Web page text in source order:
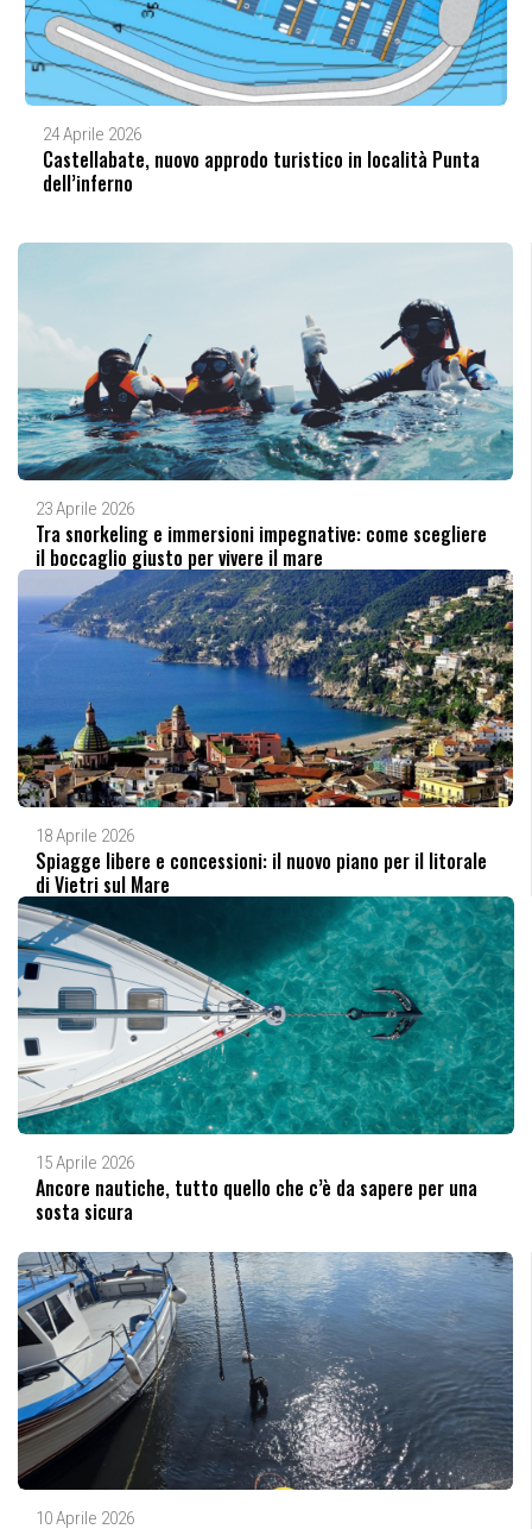
24 Aprile 2026
Castellabate, nuovo approdo turistico in località Punta
dell’inferno
23 Aprile 2026
Tra snorkeling e immersioni impegnative: come scegliere
il boccaglio giusto per vivere il mare
18 Aprile 2026
Spiagge libere e concessioni: il nuovo piano per il litorale
di Vietri sul Mare
15 Aprile 2026
Ancore nautiche, tutto quello che c’è da sapere per una
sosta sicura
10 Aprile 2026